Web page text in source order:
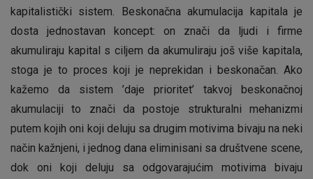
kapitalistički sistem. Beskonačna akumulacija kapitala je
dosta jednostavan koncept: on znači da ljudi i firme
akumuliraju kapital s ciljem da akumuliraju još više kapitala,
stoga je to proces koji je neprekidan i beskonačan. Ako
kažemo da sistem ’daje prioritet’ takvoj beskonačnoj
akumulaciji to znači da postoje strukturalni mehanizmi
putem kojih oni koji deluju sa drugim motivima bivaju na neki
način kažnjeni, i jednog dana eliminisani sa društvene scene,
dok oni koji deluju sa odgovarajućim motivima bivaju